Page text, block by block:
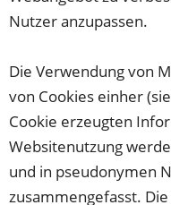
Nutzer anzupassen.
Die Verwendung von
von Cookies einher
Cookie erzeugten
Websitenutzung
und in pseudonymen
zusammengefasst.